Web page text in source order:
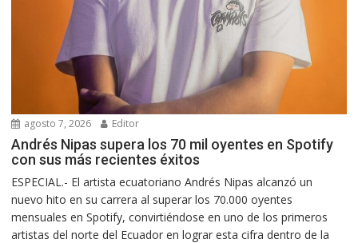
agosto 7, 2026 Editor
Andrés Nipas supera los 70 mil oyentes en Spotify
con sus más recientes éxitos
ESPECIAL.- El artista ecuatoriano Andrés Nipas alcanzó un
nuevo hito en su carrera al superar los 70.000 oyentes
mensuales en Spotify, convirtiéndose en uno de los primeros
artistas del norte del Ecuador en lograr esta cifra dentro de la